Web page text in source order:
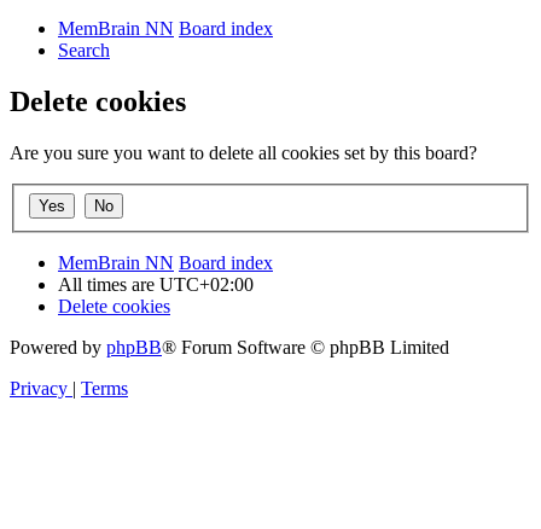
MemBrain NN Board index
Search
Delete cookies
Are you sure you want to delete all cookies set by this board?
MemBrain NN Board index
All times are UTC+02:00
Delete cookies
Powered by phpBB® Forum Software © phpBB Limited
Privacy | Terms